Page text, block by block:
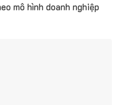
mô hình doanh nghiệp